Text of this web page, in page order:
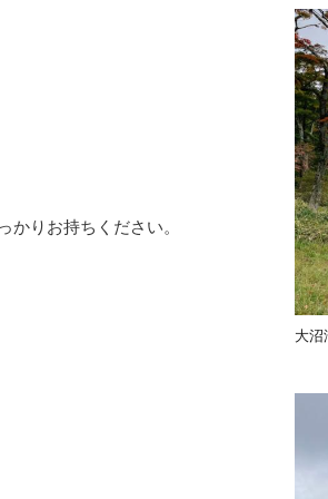
りお持ちください。
大沼